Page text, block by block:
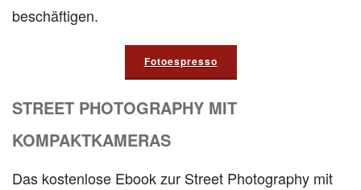
beschäftigen.
Fotoespresso
STREET PHOTOGRAPHY MIT
KOMPAKTKAMERAS
Das kostenlose Ebook zur Street Photography mit